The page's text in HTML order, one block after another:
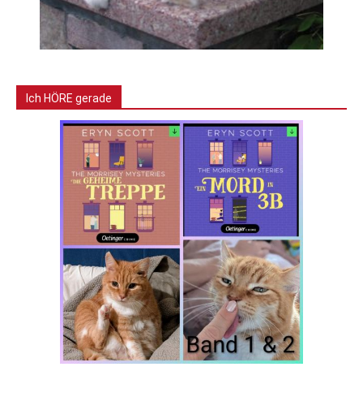
Ich HÖRE gerade